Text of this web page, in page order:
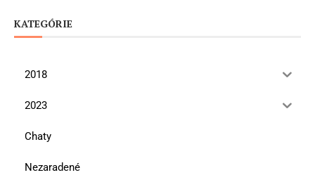
KATEGÓRIE
2018
2023
Chaty
Nezaradené